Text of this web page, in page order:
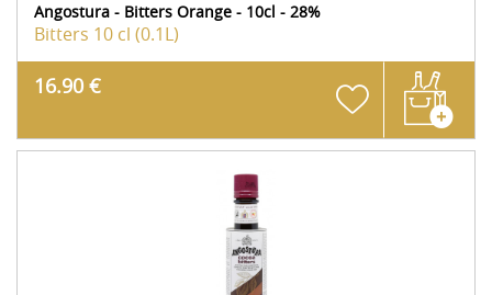
Angostura - Bitters Orange - 10cl - 28%
Bitters 10 cl (0.1L)
16.90 €